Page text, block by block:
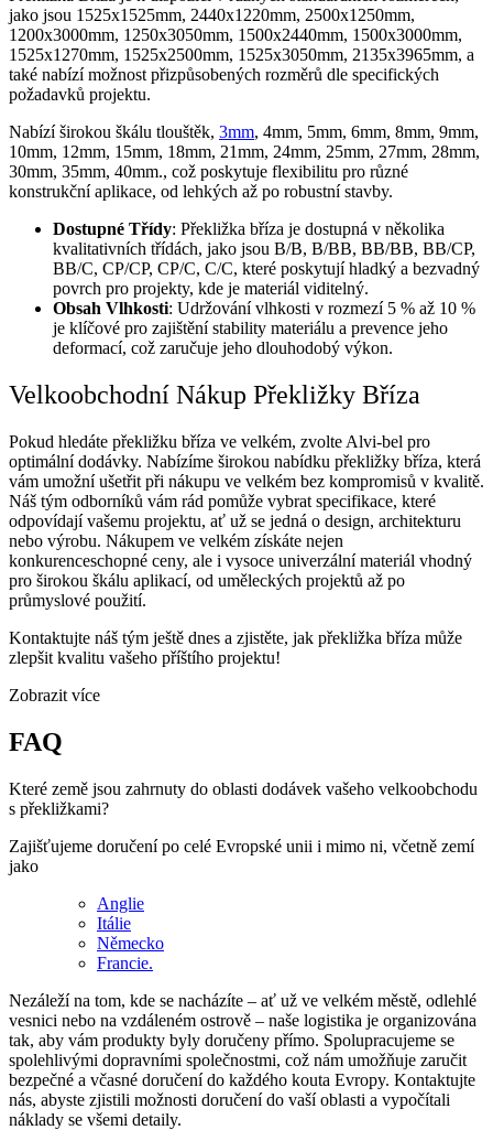
jako jsou 1525x1525mm, 2440x1220mm, 2500х1250mm,
1200х3000mm, 1250х3050mm, 1500х2440mm, 1500х3000mm,
1525х1270mm, 1525х2500mm, 1525х3050mm, 2135х3965mm, a
také nabízí možnost přizpůsobených rozměrů dle specifických
požadavků projektu.
Nabízí širokou škálu tlouštěk, 3mm, 4mm, 5mm, 6mm, 8mm, 9mm,
10mm, 12mm, 15mm, 18mm, 21mm, 24mm, 25mm, 27mm, 28mm,
30mm, 35mm, 40mm., což poskytuje flexibilitu pro různé
konstrukční aplikace, od lehkých až po robustní stavby.
Dostupné Třídy: Překližka bříza je dostupná v několika
kvalitativních třídách, jako jsou В/В, В/ВВ, ВВ/ВВ, ВB/CP,
BB/C, CP/CP, CP/C, C/C, které poskytují hladký a bezvadný
povrch pro projekty, kde je materiál viditelný.
Obsah Vlhkosti: Udržování vlhkosti v rozmezí 5 % až 10 %
je klíčové pro zajištění stability materiálu a prevence jeho
deformací, což zaručuje jeho dlouhodobý výkon.
Velkoobchodní Nákup Překližky Bříza
Pokud hledáte překližku bříza ve velkém, zvolte Alvi-bel pro
optimální dodávky. Nabízíme širokou nabídku překližky bříza, která
vám umožní ušetřit při nákupu ve velkém bez kompromisů v kvalitě.
Náš tým odborníků vám rád pomůže vybrat specifikace, které
odpovídají vašemu projektu, ať už se jedná o design, architekturu
nebo výrobu. Nákupem ve velkém získáte nejen
konkurenceschopné ceny, ale i vysoce univerzální materiál vhodný
pro širokou škálu aplikací, od uměleckých projektů až po
průmyslové použití.
Kontaktujte náš tým ještě dnes a zjistěte, jak překližka bříza může
zlepšit kvalitu vašeho příštího projektu!
Zobrazit více
FAQ
Které země jsou zahrnuty do oblasti dodávek vašeho velkoobchodu
s překližkami?
Zajišťujeme doručení po celé Evropské unii i mimo ni, včetně zemí
jako
Anglie
Itálie
Německo
Francie.
Nezáleží na tom, kde se nacházíte – ať už ve velkém městě, odlehlé
vesnici nebo na vzdáleném ostrově – naše logistika je organizována
tak, aby vám produkty byly doručeny přímo. Spolupracujeme se
spolehlivými dopravními společnostmi, což nám umožňuje zaručit
bezpečné a včasné doručení do každého kouta Evropy. Kontaktujte
nás, abyste zjistili možnosti doručení do vaší oblasti a vypočítali
náklady se všemi detaily.